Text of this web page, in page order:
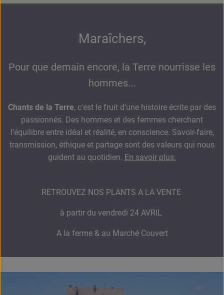
Maraîchers,
Pour que demain encore, la Terre nourrisse les
hommes...
Chants de la Terre, c'est le fruit d’une histoire écrite par des
passionnés. Des hommes et des femmes cherchant
l’équilibre entre idéal et réalité, en conscience. Savoir-faire,
transmission, éthique et partage sont des valeurs qui nous
guident au quotidien. En savoir plus.
RETROUVEZ NOS PLANTS A LA VENTE
à partir du vendredi 24 AVRIL
A la ferme & au Marché Couvert